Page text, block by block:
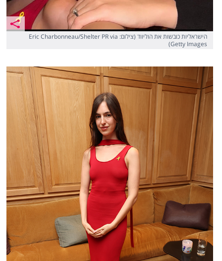
הישראליות כובשות את הוליווד (צילום: Eric Charbonneau/Shelter PR via
Getty Images)